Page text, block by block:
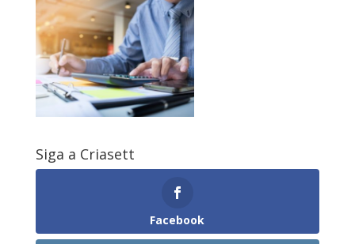
Siga a Criasett
Facebook